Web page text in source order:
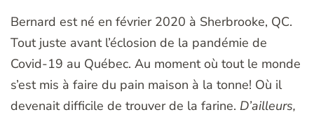
Bernard est né en février 2020 à Sherbrooke, QC.
Tout juste avant l’éclosion de la pandémie de
Covid-19 au Québec. Au moment où tout le monde
s’est mis à faire du pain maison à la tonne! Où il
devenait difficile de trouver de la farine. D’ailleurs,